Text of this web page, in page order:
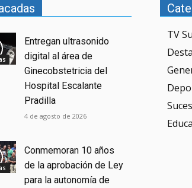
Entregan ultrasonido
digital al área de
Ginecobstetricia del
Hospital Escalante
Pradilla
4 de agosto de 2026
Conmemoran 10 años
de la aprobación de Ley
para la autonomía de
TV